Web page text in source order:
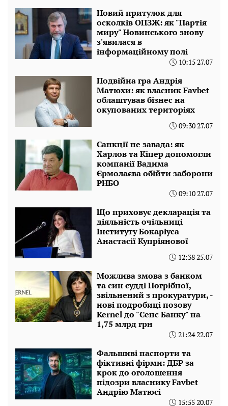
Новий притулок для
осколків ОПЗЖ: як "Партія
миру" Новинського знову
з'явилася в
інформаційному полі
10:15 27.07
Подвійна гра Андрія
Матюхи: як власник Favbet
облаштував бізнес на
окупованих територіях
09:30 27.07
Санкції не завада: як
Харлов та Кіпер допомогли
компанії Вадима
Єрмолаєва обійти заборони
РНБО
09:10 27.07
Що приховує декларація та
діяльність очільниці
Інституту Бокаріуса
Анастасії Купріянової
12:38 25.07
Можлива змова з банком
та син судді Погрібної,
звільнений з прокуратури, -
нові подробиці позову
Kernel до "Сенс Банку" на
1,75 млрд грн
21:24 22.07
Фальшиві паспорти та
фіктивні фірми: ДБР за
крок до оголошення
підозри власнику Favbet
Андрію Матюсі
15:55 20.07